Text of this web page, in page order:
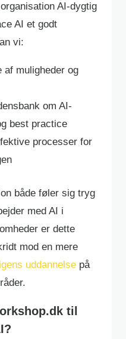
AI-dygtig
AI et godt
vi:
muligheder og
om AI-
best practice
processer for
både føler sig tryg
med AI i
er dette
mod en mere
uddannelse på
til